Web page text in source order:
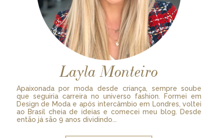
Layla Monteiro
Apaixonada por moda desde criança, sempre soube
que seguiria carreira no universo fashion. Formei em
Design de Moda e após intercâmbio em Londres, voltei
ao Brasil cheia de ideias e comecei meu blog. Desde
então já são 9 anos dividindo...